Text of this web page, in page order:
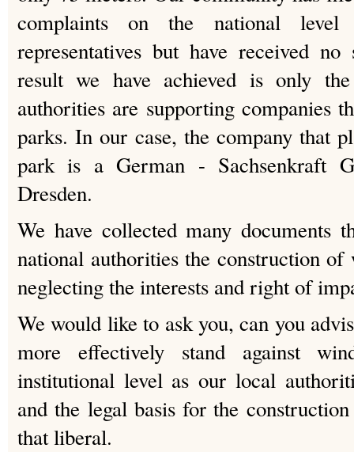
complaints on the national
representatives but have received
result we have achieved is only
authorities are supporting companies
parks. In our case, the company that
park is a German - Sachsenkraft
Dresden.
We have collected many documents
national authorities the construction
neglecting the interests and right of
We would like to ask you, can you
more effectively stand against
institutional level as our local
and the legal basis for the
that liberal.